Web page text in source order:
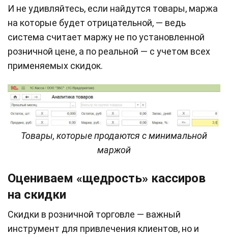
И не удивляйтесь, если найдутся товары, маржа
на которые будет отрицательной, — ведь
система считает маржу не по установленной
розничной цене, а по реальной — с учетом всех
применяемых скидок.
Товары, которые продаются с минимальной
маржой
Оцениваем «щедрость» кассиров
на скидки
Скидки в розничной торговле — важный
инструмент для привлечения клиентов, но и